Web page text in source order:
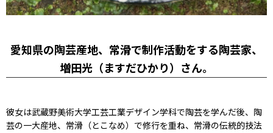
愛知県の陶芸産地、常滑で制作活動をする陶芸家、
増田光（ますだひかり）さん。
彼女は武蔵野美術大学工芸工業デザイン学科で陶芸を学んだ後、陶
芸の一大産地、常滑（とこなめ）で修行を重ね、常滑の伝統的技法